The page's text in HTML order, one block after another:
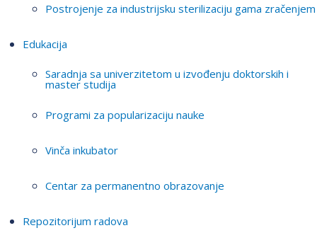
Postrojenje za industrijsku sterilizaciju gama zračenjem
Edukacija
Saradnja sa univerzitetom u izvođenju doktorskih i
master studija
Programi za popularizaciju nauke
Vinča inkubator
Centar za permanentno obrazovanje
Repozitorijum radova